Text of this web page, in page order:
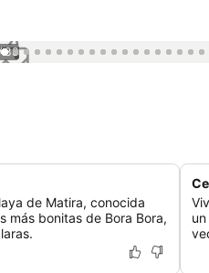
33
de Matira, conocida
más bonitas de Bora Bora,